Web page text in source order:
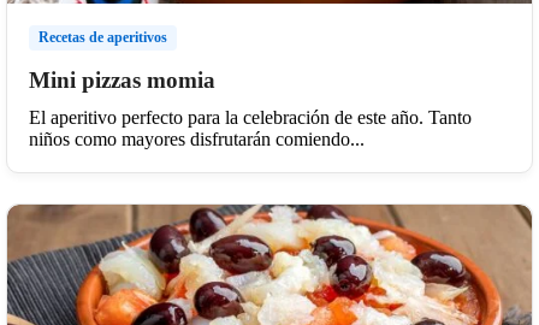
Recetas de aperitivos
Mini pizzas momia
El aperitivo perfecto para la celebración de este año. Tanto
niños como mayores disfrutarán comiendo...